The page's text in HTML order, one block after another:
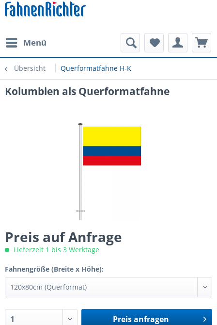
Menü
Übersicht Querformatfahne H-K
Kolumbien als Querformatfahne
Preis auf Anfrage
Lieferzeit 1 bis 3 Werktage
Fahnengröße (Breite x Höhe):
Preis anfragen